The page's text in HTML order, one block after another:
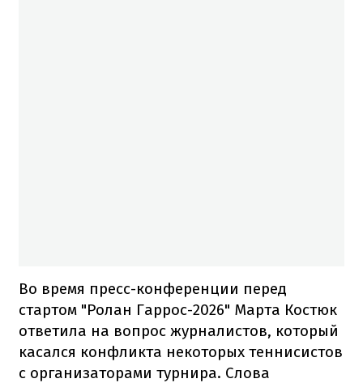
Во время пресс-конференции перед
стартом "Ролан Гаррос-2026" Марта Костюк
ответила на вопрос журналистов, который
касался конфликта некоторых теннисистов
с организаторами турнира. Слова